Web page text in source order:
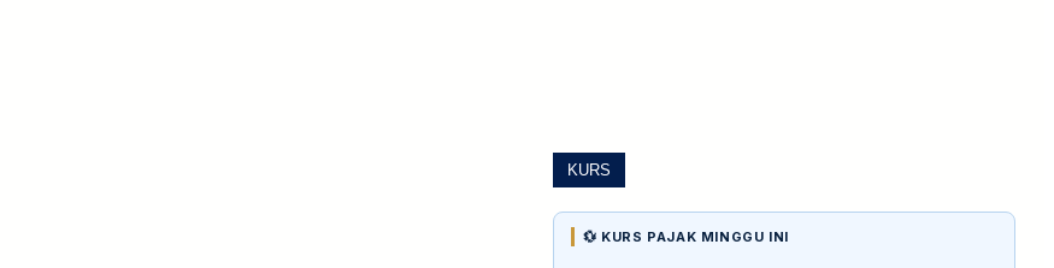
KURS
💱 KURS PAJAK MINGGU INI